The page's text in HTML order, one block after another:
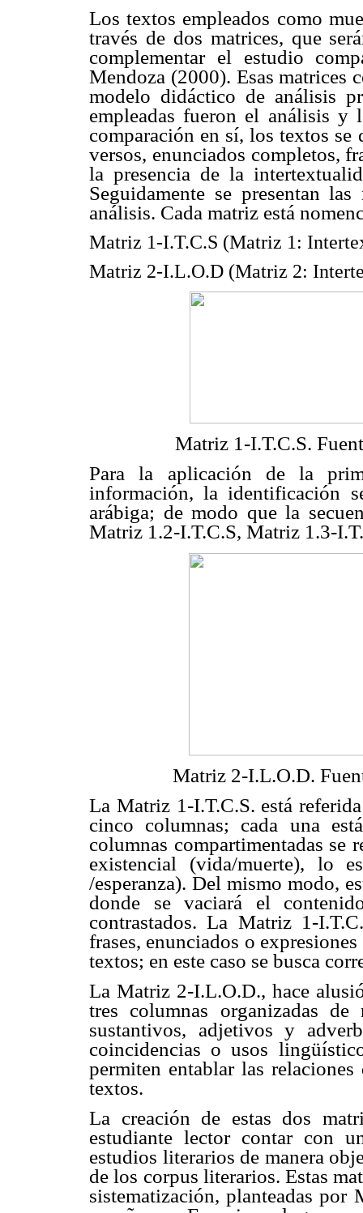
Los textos empleados como
través de dos matrices, que
complementar el estudio
Mendoza (2000). Esas matrices
modelo didáctico de análisis
empleadas fueron el análisis y
comparación en sí, los textos se
versos, enunciados completos,
la presencia de la
Seguidamente se presentan
análisis. Cada matriz está
Matriz 1-I.T.C.S (Matriz 1:
Matriz 2-I.L.O.D (Matriz 2:
Matriz 1-I.T.C.S.
Para la aplicación de la
información, la identificación
arábiga; de modo que la
Matriz 1.2-I.T.C.S, Matriz 1.3-
Matriz 2-I.L.O.D.
La Matriz 1-I.T.C.S. está
cinco columnas; cada una
columnas compartimentadas se
existencial (vida/muerte), lo
/esperanza). Del mismo modo,
donde se vaciará el
contrastados. La Matriz 1-
frases, enunciados o
textos; en este caso se busca
La Matriz 2-I.L.O.D., hace
tres columnas organizadas
sustantivos, adjetivos y
coincidencias o usos
permiten entablar las
textos.
La creación de estas dos
estudiante lector contar con
estudios literarios de manera
de los corpus literarios. Estas
sistematización, planteadas